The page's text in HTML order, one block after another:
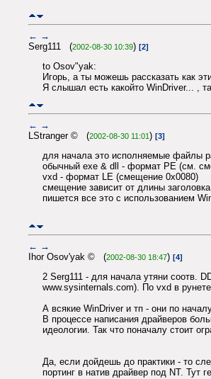
← →
Serg111 (2002-08-30 10:39) [2]
to Osov"yak:
Игорь, а ты можешь рассказать как
Я слышал есть какойто WinDriver... ,
← →
LStranger © (2002-08-30 11:01) [3]
для начала это исполняемые файлы
обычный exe & dll - формат PE (см.
vxd - формат LE (смещение 0х0080)
смещение зависит от длины
пишется все это с использованием
← →
Ihor Osov'yak © (2002-08-30 18:47) [4]
2 Serg111 - для начала утяни соотв.
www.sysinternals.com). По vxd в
А всякие WinDriver и тп - они по
В процессе написания драйверов
идеологии. Так что поначалу стоит
Да, если дойдешь до практики - то
портинг в натив драйвер под NT. Тут